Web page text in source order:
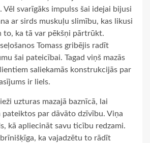
Vēl svarīgāks impulss šai idejai bijusi
ar sirds muskuļu slimību, kas likusi
to, ka tā var pēkšņi pārtrūkt.
Tomass gribējis radīt
šai pateicībai. Tagad viņš mazās
saliekamās konstrukcijās par
ir liels.
uzturas mazajā baznīcā, lai
par dāvāto dzīvību. Viņa
kā apliecināt savu ticību redzami.
ka vajadzētu to rādīt